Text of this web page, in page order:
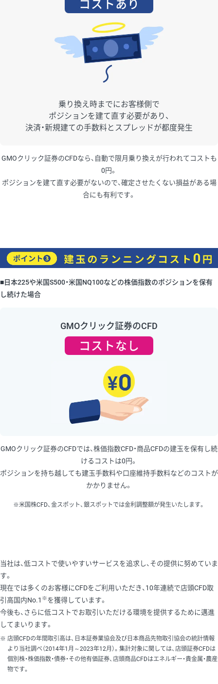
コストあり
乗り換え時までにお客様側で
ポジションを建て直す必要があり、
決済・新規建ての手数料とスプレッドが都度発生
GMOクリック証券のCFDなら、自動で限月乗り換えが行われてコストも
0円。
ポジションを建て直す必要がないので、確定させたくない損益がある場
合にも有利です。
■日本225や米国S500・米国NQ100などの株価指数のポジションを保有
し続けた場合
GMOクリック証券のCFD
コストなし
GMOクリック証券のCFDでは、株価指数CFD・商品CFDの建玉を保有し続
けるコストは0円。
ポジションを持ち越しても建玉手数料や口座維持手数料などのコストが
かかりません。
※米国株CFD、金スポット、銀スポットでは金利調整額が発生いたします。
当社は、低コストで使いやすいサービスを追求し、その提供に努めていま
す。
現在では多くのお客様にCFDをご利用いただき、10年連続で店頭CFD取
引高国内No.1 ※を獲得しています。
今後も、さらに低コストでお取引いただける環境を提供するために邁進
してまいります。
店頭CFDの年間取引高は、日本証券業協会及び日本商品先物取引協会の統計情報
より当社調べ（2014年1月～2023年12月）。集計対象に関しては、店頭証券CFDは
個別株・株価指数・債券・その他有価証券、店頭商品CFDはエネルギー・貴金属・農産
物です。